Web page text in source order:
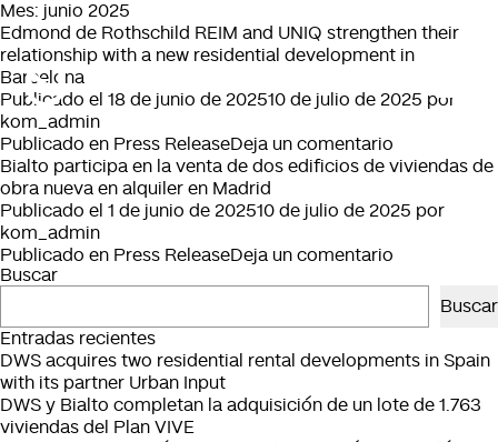
Mes: junio 2025
Edmond de Rothschild REIM and UNIQ strengthen their
relationship with a new residential development in
Barcelona
Publicado el 18 de junio de 202510 de julio de 2025 por
kom_admin
Publicado en Press ReleaseDeja un comentario
Edmond
Rothschild
strengthen
with
new
Bialto participa en la venta de dos edificios de viviendas de
obra nueva en alquiler en Madrid
Publicado el 1 de junio de 202510 de julio de 2025 por
kom_admin
Publicado en Press ReleaseDeja un comentario
participa
venta
dos
Buscar
Buscar
Entradas recientes
DWS acquires two residential rental developments in Spain
with its partner Urban Input
DWS y Bialto completan la adquisición de un lote de 1.763
viviendas del Plan VIVE